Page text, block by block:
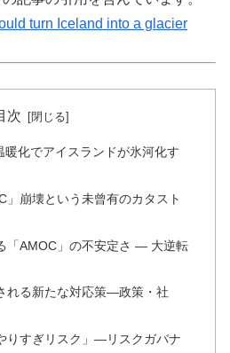
turn Iceland into a glacier
次
暖化でアイスランドが氷河化す
」崩壊という未曾有のカタスト
「AMOC」の不安定さ ― 大逆転
れる新たな対応策―政策・社
りすぎリスク」―リスクガバナ